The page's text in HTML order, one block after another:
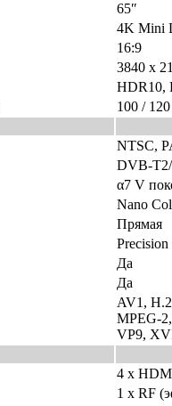
65″
4K Mini
16:9
3840 x
HDR10,
100 /
NTSC,
DVB-
α7 V
Nano
Прямая
Да
Да
AV1,
MPEG-
VP9,
4 x
1 x RF